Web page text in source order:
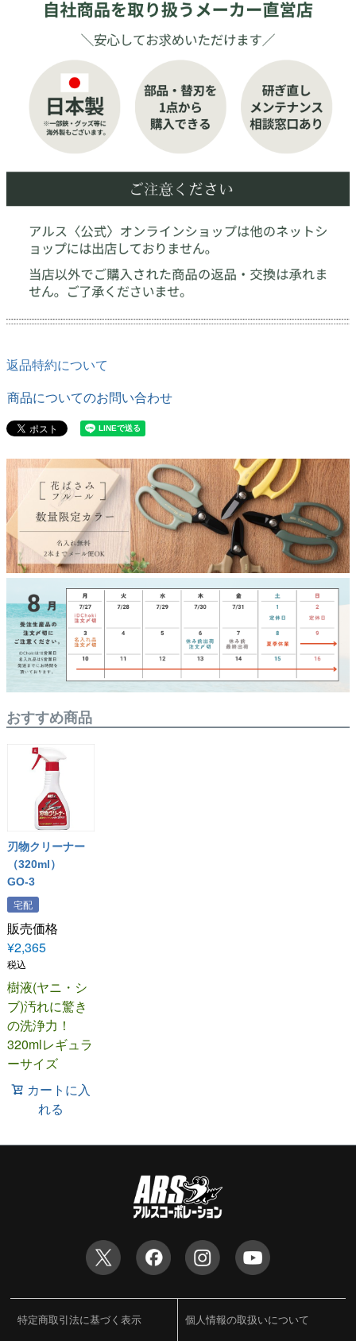
返品特約について
商品についてのお問い合わせ
おすすめ商品
刃物クリーナー
（320ml）
GO-3
宅配
販売価格
¥2,365
税込
樹液(ヤニ・シ
ブ)汚れに驚き
の洗浄力！
320mlレギュラ
ーサイズ
カートに入
れる
特定商取引法に基づく表示 個人情報の取扱いについて